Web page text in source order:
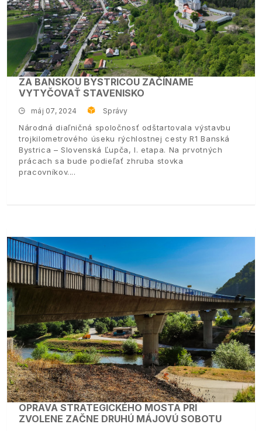
ZA BANSKOU BYSTRICOU ZAČÍNAME
VYTYČOVAŤ STAVENISKO
máj 07, 2024 Správy
Národná diaľničná spoločnosť odštartovala výstavbu
trojkilometrového úseku rýchlostnej cesty R1 Banská
Bystrica – Slovenská Ľupča, I. etapa. Na prvotných
prácach sa bude podieľať zhruba stovka
pracovníkov.
OPRAVA STRATEGICKÉHO MOSTA PRI
ZVOLENE ZAČNE DRUHÚ MÁJOVÚ SOBOTU